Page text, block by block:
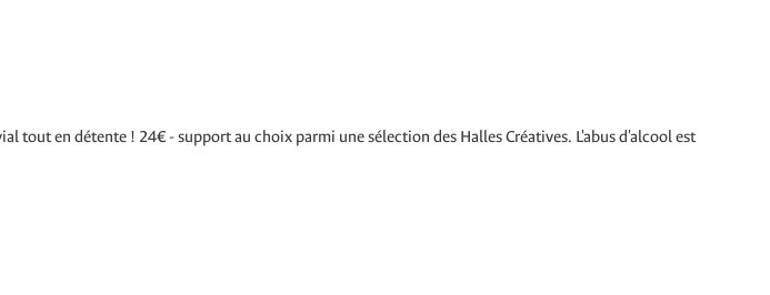
en détente ! 24€ - support au choix parmi une sélection des Halles Créatives. L'abus d'alcool est